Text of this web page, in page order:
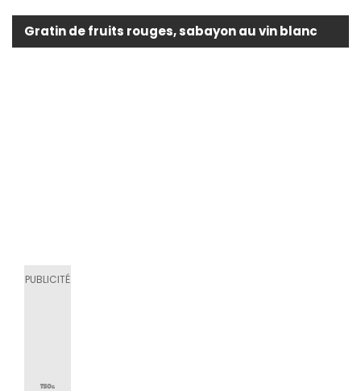
Gratin de fruits rouges, sabayon au vin blanc